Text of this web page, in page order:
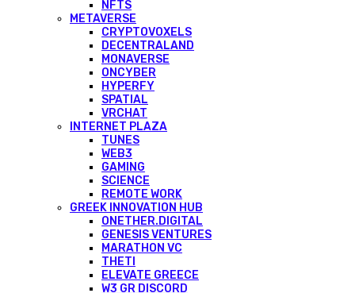
NFTS
METAVERSE
CRYPTOVOXELS
DECENTRALAND
MONAVERSE
ONCYBER
HYPERFY
SPATIAL
VRCHAT
INTERNET PLAZA
TUNES
WEB3
GAMING
SCIENCE
REMOTE WORK
GREEK INNOVATION HUB
ONETHER.DIGITAL
GENESIS VENTURES
MARATHON VC
THETI
ELEVATE GREECE
W3 GR DISCORD